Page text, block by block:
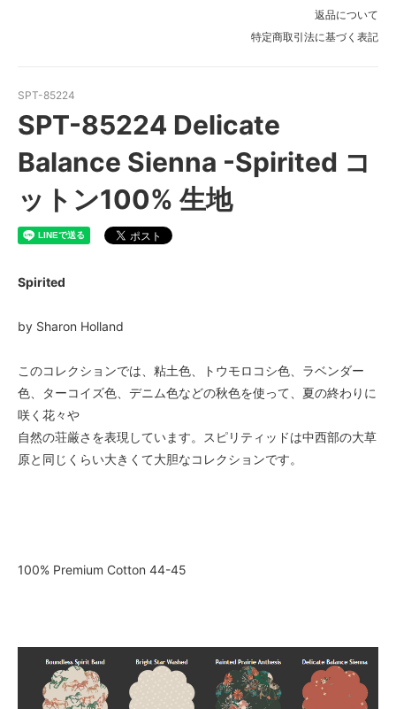
返品について
特定商取引法に基づく表記
SPT-85224
SPT-85224 Delicate
Balance Sienna -Spirited コ
ットン100% 生地
Spirited
by Sharon Holland
このコレクションでは、粘土色、トウモロコシ色、ラベンダー
色、ターコイズ色、デニム色などの秋色を使って、夏の終わりに
咲く花々や
自然の荘厳さを表現しています。スピリティッドは中西部の大草
原と同じくらい大きくて大胆なコレクションです。
100% Premium Cotton 44-45